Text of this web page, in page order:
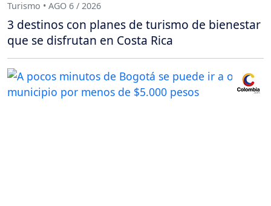
Turismo • AGO 6 / 2026
3 destinos con planes de turismo de bienestar
que se disfrutan en Costa Rica